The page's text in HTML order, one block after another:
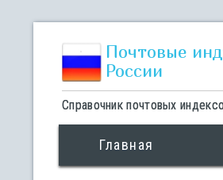
Почтовые
России
Справочник почтовых
Главная